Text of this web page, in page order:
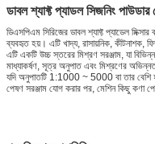
ডাবল শ্যাফ্ট প্যাডল সিজনিং পাউডার
ডিএসপিএম সিরিজের ডাবল শ্যাফ্ট প্যাডেল
ব্যবহৃত হয়। এটি খাদ্য, রাসায়নিক, কীটনাশক,
এটি একটি উচ্চ স্তরের মিশ্রণ সরঞ্জাম, যা
মাধ্যাকর্ষণ, সূত্র অনুপাত এবং মিশ্রণের
যদি অনুপাতটি 1:1000 ~ 5000 বা তার বেশি
পেষণ সরঞ্জাম যোগ করার পর, মেশিন কিছু কণা